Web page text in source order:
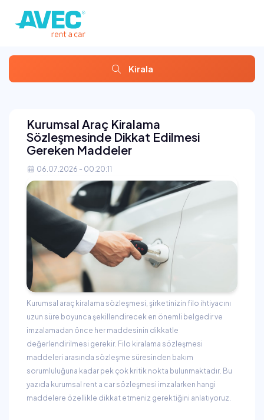
Kirala
Kurumsal Araç Kiralama
Sözleşmesinde Dikkat Edilmesi
Gereken Maddeler
06.07.2026 - 00:20:11
Kurumsal araç kiralama sözleşmesi, şirketinizin filo ihtiyacını
uzun süre boyunca şekillendirecek en önemli belgedir ve
imzalamadan önce her maddesinin dikkatle
değerlendirilmesi gerekir. Filo kiralama sözleşmesi
maddeleri arasında sözleşme süresinden bakım
sorumluluğuna kadar pek çok kritik nokta bulunmaktadır. Bu
yazıda kurumsal rent a car sözleşmesi imzalarken hangi
maddelere özellikle dikkat etmeniz gerektiğini anlatıyoruz.